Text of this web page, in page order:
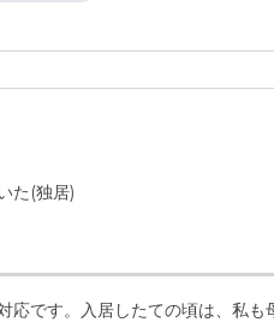
避暑地「鵠沼」を融合した
た(独居)
です。入居したての頃は、私